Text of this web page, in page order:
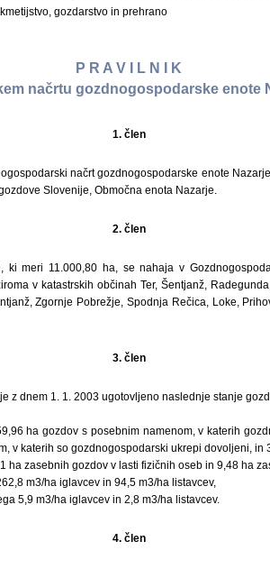
gozdarstvo in prehrano
P R A V I L N I K
načrtu gozdnogospodarske enote
1. člen
načrt gozdnogospodarske enote
Slovenije, Območna enota Nazarje.
2. člen
ki meri 11.000,80 ha, se nahaja v
v katastrskih občinah Ter, Šentjanž,
Zgornje Pobrežje, Spodnja Rečica, Loke,
3. člen
z dnem 1. 1. 2003 ugotovljeno naslednje stanje
ha gozdov s posebnim namenom, v katerih
v katerih so gozdnogospodarski ukrepi dovoljeni, in
ha zasebnih gozdov v lasti fizičnih oseb in 9,48 ha
m3/ha iglavcev in 94,5 m3/ha listavcev,
5,9 m3/ha iglavcev in 2,8 m3/ha listavcev.
4. člen